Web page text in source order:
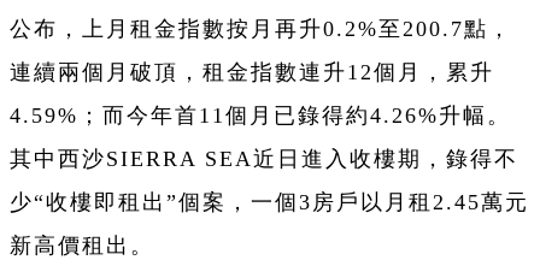
公布，上月租金指數按月再升0.2%至200.7點，
連續兩個月破頂，租金指數連升12個月，累升
4.59%；而今年首11個月已錄得約4.26%升幅。
其中西沙SIERRA SEA近日進入收樓期，錄得不
少“收樓即租出”個案，一個3房戶以月租2.45萬元
新高價租出。